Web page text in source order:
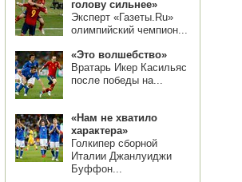
голову сильнее»
Эксперт «Газеты.Ru»
олимпийский чемпион...
«Это волшебство»
Вратарь Икер Касильяс
после победы на...
«Нам не хватило
характера»
Голкипер сборной
Италии Джанлуиджи
Буффон...